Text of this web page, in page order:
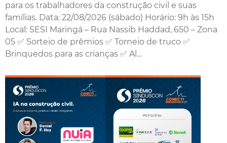
para os trabalhadores da construção civil e suas
famílias. Data: 22/08/2026 (sábado) Horário: 9h às 15h
Local: SESI Maringá – Rua Nassib Haddad, 650 – Zona
05 ✅ Sorteio de prêmios ✅ Torneio de truco ✅
Brinquedos para as crianças ✅ Al...